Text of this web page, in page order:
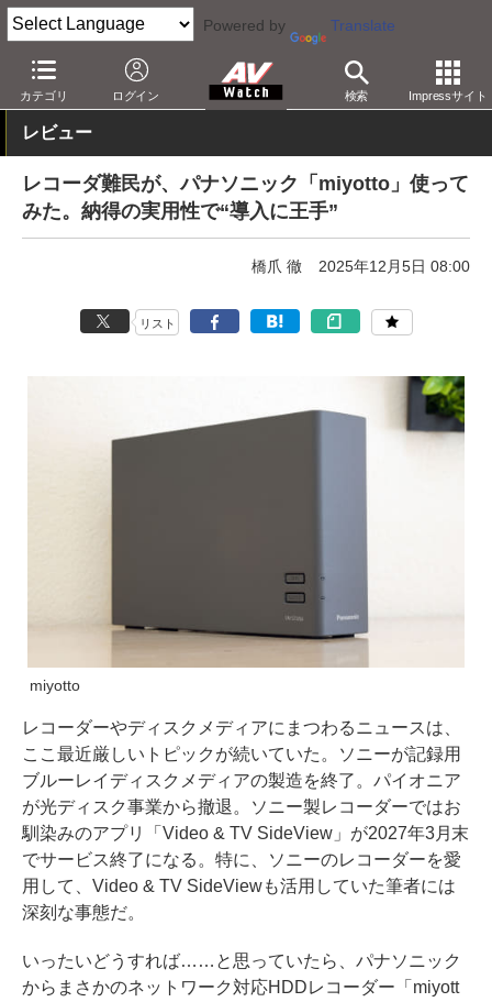
Powered by Translate
カテゴリ ログイン 検索 Impressサイト
AV Watch 製品 レコーダ その他
レビュー
レコーダ難民が、パナソニック「miyotto」使って
みた。納得の実用性で“導入に王手”
橋爪 徹 2025年12月5日 08:00
リスト
miyotto
レコーダーやディスクメディアにまつわるニュースは、
ここ最近厳しいトピックが続いていた。ソニーが記録用
ブルーレイディスクメディアの製造を終了。パイオニア
が光ディスク事業から撤退。ソニー製レコーダーではお
馴染みのアプリ「Video & TV SideView」が2027年3月末
でサービス終了になる。特に、ソニーのレコーダーを愛
用して、Video & TV SideViewも活用していた筆者には
深刻な事態だ。
いったいどうすれば……と思っていたら、パナソニック
からまさかのネットワーク対応HDDレコーダー「miyott